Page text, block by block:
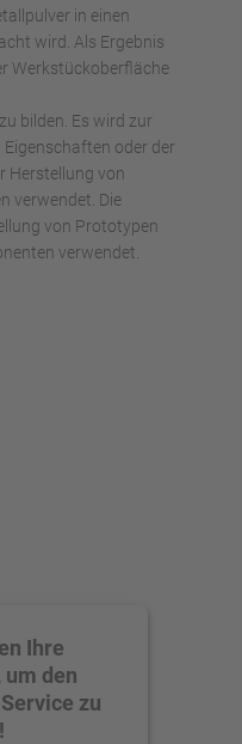
in einen
wird. Als Ergebnis
Werkstückoberfläche
bilden. Es wird zur
oder der
Herstellung von
verwendet. Die
von Prototypen
verwendet.
Ihre
den
zu